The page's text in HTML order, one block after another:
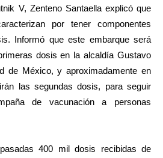
V, Zenteno Santaella explicó que
por tener componentes
Informó que este embarque será
dosis en la alcaldía Gustavo
de México, y aproximadamente en
las segundas dosis, para seguir
de vacunación a personas
400 mil dosis recibidas de